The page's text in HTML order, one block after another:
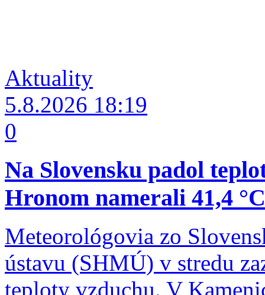
Aktuality
5.8.2026 18:19
0
Na Slovensku padol
Hronom namerali 41,4 °C
Meteorológovia zo
ústavu (SHMÚ) v stredu
teploty vzduchu. V